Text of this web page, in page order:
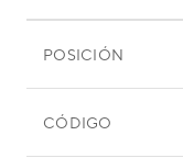
POSICIÓN
CÓDIGO